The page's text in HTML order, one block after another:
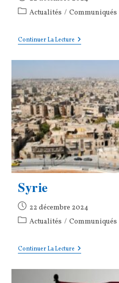
publiée :
PostActualités / Communiqués
Continuer La LectureNETANYAHOU
:
!
Syrie
Publication
publiée :
22 décembre 2024
PostActualités / Communiqués
Continuer La LectureSyrie